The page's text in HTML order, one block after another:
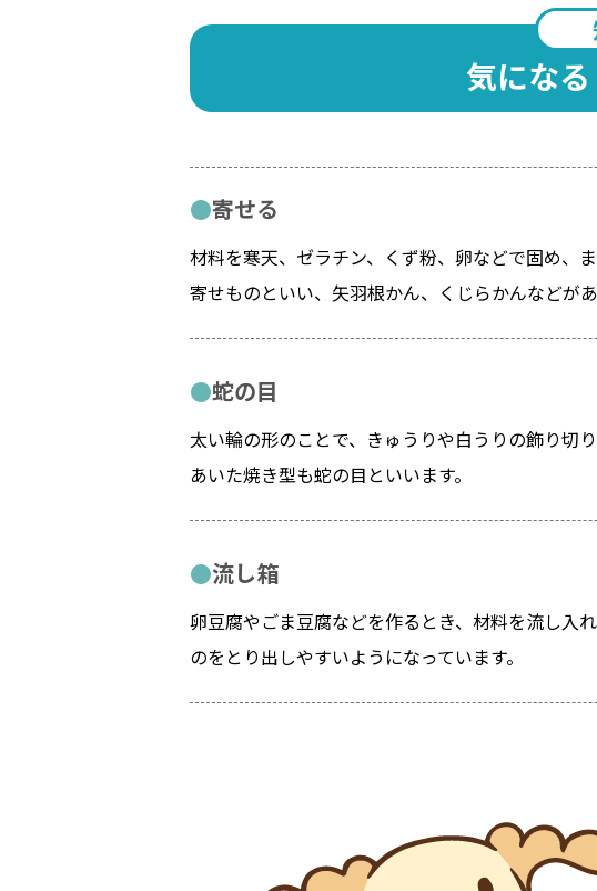
気にな
寄せる
材料を寒天、ゼラチン、くず粉、卵などで固め、
寄せものといい、矢羽根かん、くじらかんなどが
蛇の目
太い輪の形のことで、きゅうりや白うりの飾り
あいた焼き型も蛇の目といいます。
流し箱
卵豆腐やごま豆腐などを作るとき、材料を流し入
のをとり出しやすいようになっています。